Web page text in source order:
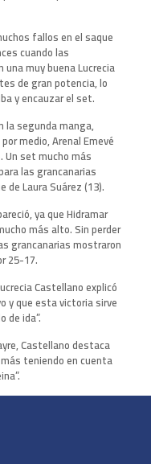
fallos en el saque
cuando las
muy buena Lucrecia
de gran potencia, lo
y encauzar el set.
la segunda manga,
medio, Arenal Emevé
set mucho más
las grancanarias
de Laura Suárez (13).
ya que Hidramar
más alto. Sin perder
grancanarias mostraron
25-17.
Castellano explicó
y que esta victoria sirve
de ida”.
Castellano destaca
teniendo en cuenta